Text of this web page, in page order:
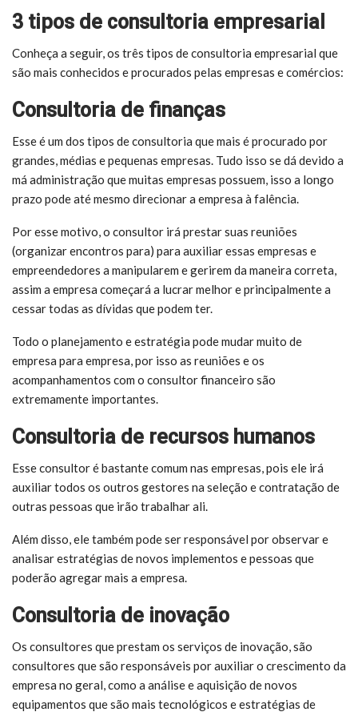
3 tipos de consultoria empresarial
Conheça a seguir, os três tipos de consultoria empresarial que
são mais conhecidos e procurados pelas empresas e comércios:
Consultoria de finanças
Esse é um dos tipos de consultoria que mais é procurado por
grandes, médias e pequenas empresas. Tudo isso se dá devido a
má administração que muitas empresas possuem, isso a longo
prazo pode até mesmo direcionar a empresa à falência.
Por esse motivo, o consultor irá prestar suas reuniões
(organizar encontros para) para auxiliar essas empresas e
empreendedores a manipularem e gerirem da maneira correta,
assim a empresa começará a lucrar melhor e principalmente a
cessar todas as dívidas que podem ter.
Todo o planejamento e estratégia pode mudar muito de
empresa para empresa, por isso as reuniões e os
acompanhamentos com o consultor financeiro são
extremamente importantes.
Consultoria de recursos humanos
Esse consultor é bastante comum nas empresas, pois ele irá
auxiliar todos os outros gestores na seleção e contratação de
outras pessoas que irão trabalhar ali.
Além disso, ele também pode ser responsável por observar e
analisar estratégias de novos implementos e pessoas que
poderão agregar mais a empresa.
Consultoria de inovação
Os consultores que prestam os serviços de inovação, são
consultores que são responsáveis por auxiliar o crescimento da
empresa no geral, como a análise e aquisição de novos
equipamentos que são mais tecnológicos e estratégias de